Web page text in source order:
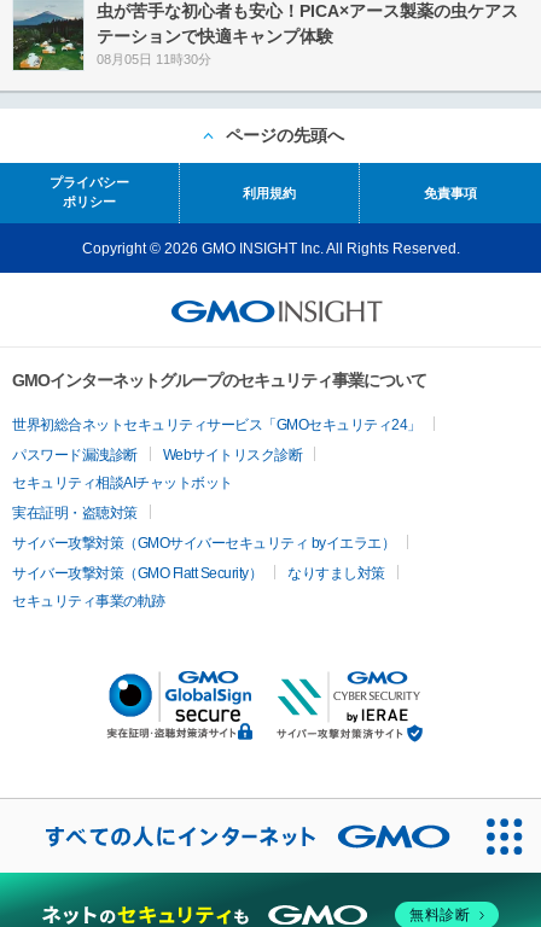
虫が苦手な初心者も安心！PICA×アース製薬の虫ケアス
テーションで快適キャンプ体験
08月05日 11時30分
ページの先頭へ
プライバシー
ポリシー
利用規約 免責事項
Copyright © 2026 GMO INSIGHT Inc. All Rights Reserved.
GMOインターネットグループのセキュリティ事業について
世界初総合ネットセキュリティサービス「GMOセキュリティ24」
パスワード漏洩診断
Webサイトリスク診断
セキュリティ相談AIチャットボット
実在証明・盗聴対策
サイバー攻撃対策（GMOサイバーセキュリティ byイエラエ）
サイバー攻撃対策（GMO Flatt Security）
なりすまし対策
セキュリティ事業の軌跡
無料診断